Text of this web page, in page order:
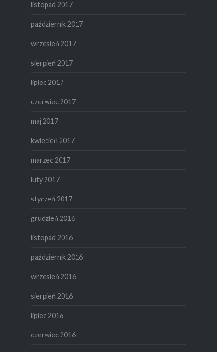
listopad 2017
październik 2017
wrzesień 2017
sierpień 2017
lipiec 2017
czerwiec 2017
maj 2017
kwiecień 2017
marzec 2017
luty 2017
styczeń 2017
grudzień 2016
listopad 2016
październik 2016
wrzesień 2016
sierpień 2016
lipiec 2016
czerwiec 2016